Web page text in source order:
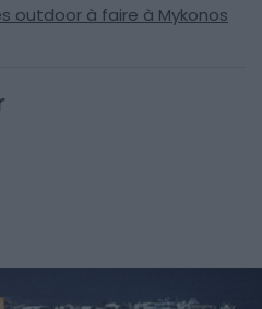
outdoor à faire à Mykonos